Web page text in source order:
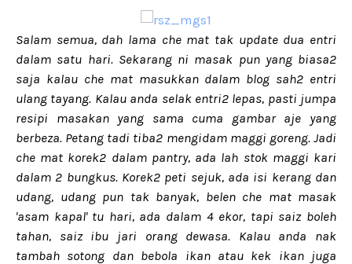
Salam semua, dah lama che mat tak update dua entri
dalam satu hari. Sekarang ni masak pun yang biasa2
saja kalau che mat masukkan dalam blog sah2 entri
ulang tayang. Kalau anda selak entri2 lepas, pasti jumpa
resipi masakan yang sama cuma gambar aje yang
berbeza. Petang tadi tiba2 mengidam maggi goreng. Jadi
che mat korek2 dalam pantry, ada lah stok maggi kari
dalam 2 bungkus. Korek2 peti sejuk, ada isi kerang dan
udang, udang pun tak banyak, belen che mat masak
'asam kapal' tu hari, ada dalam 4 ekor, tapi saiz boleh
tahan, saiz ibu jari orang dewasa. Kalau anda nak
tambah sotong dan bebola ikan atau kek ikan juga